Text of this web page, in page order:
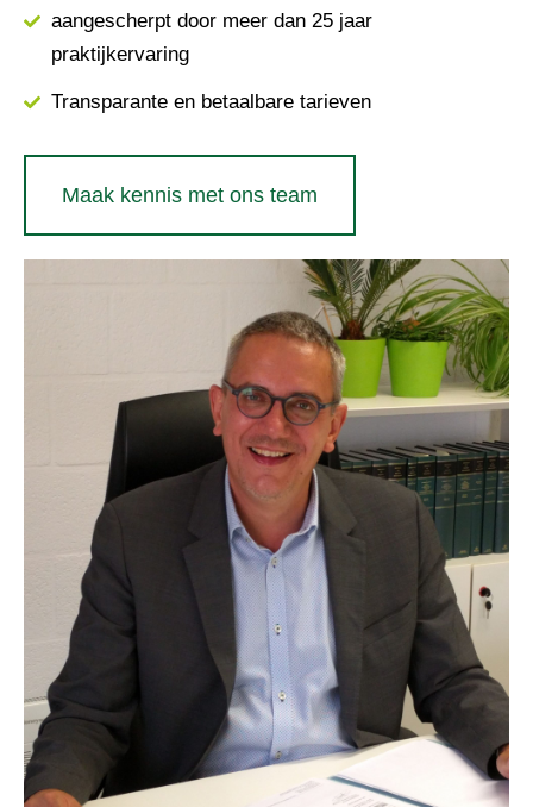
aangescherpt door meer dan 25 jaar
praktijkervaring
Transparante en betaalbare tarieven
Maak kennis met ons team